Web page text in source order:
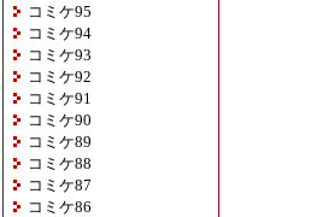
コミケ95
コミケ94
コミケ93
コミケ92
コミケ91
コミケ90
コミケ89
コミケ88
コミケ87
コミケ86